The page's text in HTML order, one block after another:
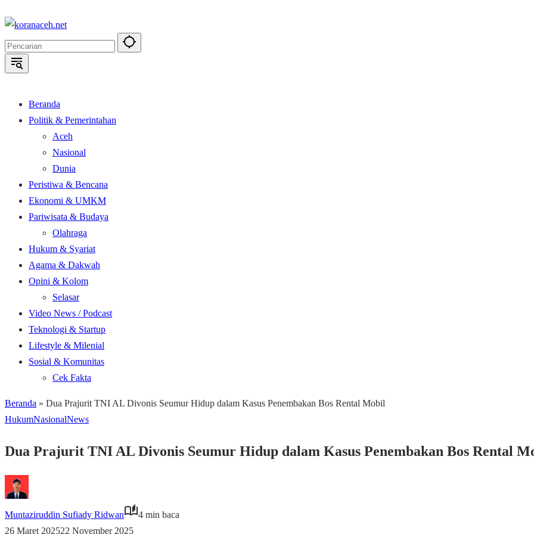
ke
konten
Beranda
Politik & Pemerintahan
Aceh
Nasional
Dunia
Peristiwa & Bencana
Ekonomi & UMKM
Pariwisata & Budaya
Olahraga
Hukum & Syariat
Agama & Dakwah
Opini & Kolom
Selasar
Video News / Podcast
Teknologi & Startup
Lifestyle & Milenial
Sosial & Komunitas
Cek Fakta
Beranda » Dua Prajurit TNI AL Divonis Seumur Hidup dalam Kasus Penembakan Bos Rental Mobil
HukumNasionalNews
Dua Prajurit TNI AL Divonis Seumur Hidup dalam Kasus Penembakan Bos Rental
Muntaziruddin Sufiady Ridwan
4 min baca
26 Maret 202522 November 2025